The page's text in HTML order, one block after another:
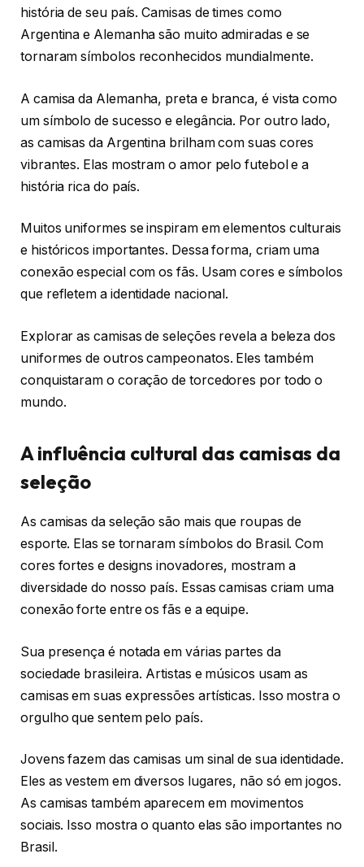
história de seu país. Camisas de times como
Argentina e Alemanha são muito admiradas e se
tornaram símbolos reconhecidos mundialmente.
A camisa da Alemanha, preta e branca, é vista como
um símbolo de sucesso e elegância. Por outro lado,
as camisas da Argentina brilham com suas cores
vibrantes. Elas mostram o amor pelo futebol e a
história rica do país.
Muitos uniformes se inspiram em elementos culturais
e históricos importantes. Dessa forma, criam uma
conexão especial com os fãs. Usam cores e símbolos
que refletem a identidade nacional.
Explorar as camisas de seleções revela a beleza dos
uniformes de outros campeonatos. Eles também
conquistaram o coração de torcedores por todo o
mundo.
A influência cultural das camisas da
seleção
As camisas da seleção são mais que roupas de
esporte. Elas se tornaram símbolos do Brasil. Com
cores fortes e designs inovadores, mostram a
diversidade do nosso país. Essas camisas criam uma
conexão forte entre os fãs e a equipe.
Sua presença é notada em várias partes da
sociedade brasileira. Artistas e músicos usam as
camisas em suas expressões artísticas. Isso mostra o
orgulho que sentem pelo país.
Jovens fazem das camisas um sinal de sua identidade.
Eles as vestem em diversos lugares, não só em jogos.
As camisas também aparecem em movimentos
sociais. Isso mostra o quanto elas são importantes no
Brasil.